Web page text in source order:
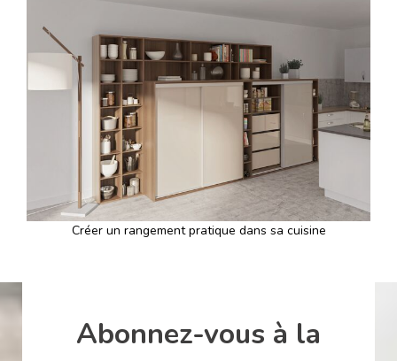
Créer un rangement pratique dans sa cuisine
Abonnez-vous à la